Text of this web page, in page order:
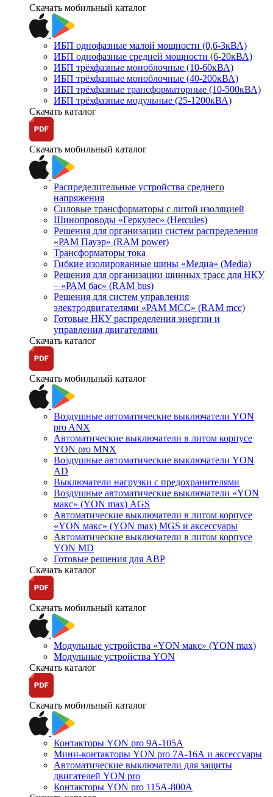
Скачать мобильный каталог
ИБП однофазные малой мощности (0,6-3кВА)
ИБП однофазные средней мощности (6-20кВА)
ИБП трёхфазные моноблочные (10-60кВА)
ИБП трёхфазные моноблочные (40-200кВА)
ИБП трёхфазные трансформаторные (10-500кВА)
ИБП трёхфазные модульные (25-1200кВА)
Скачать каталог
Скачать мобильный каталог
Распределительные устройства среднего
напряжения
Силовые трансформаторы с литой изоляцией
Шинопроводы «Геркулес» (Hercules)
Решения для организации систем распределения
«РАМ Пауэр» (RAM power)
Трансформаторы тока
Гибкие изолированные шины «Медиа» (Media)
Решения для организации шинных трасс для НКУ
– «РАМ бас» (RAM bus)
Решения для систем управления
электродвигателями «РАМ МСС» (RAM mcc)
Готовые НКУ распределения энергии и
управления двигателями
Скачать каталог
Скачать мобильный каталог
Воздушные автоматические выключатели YON
pro ANX
Автоматические выключатели в литом корпусе
YON pro MNX
Воздушные автоматические выключатели YON
AD
Выключатели нагрузки с предохранителями
Воздушные автоматические выключатели «YON
макс» (YON max) AGS
Автоматические выключатели в литом корпусе
«YON макс» (YON max) MGS и аксессуары
Автоматические выключатели в литом корпусе
YON MD
Готовые решения для АВР
Скачать каталог
Скачать мобильный каталог
Модульные устройства «YON макс» (YON max)
Модульные устройства YON
Скачать каталог
Скачать мобильный каталог
Контакторы YON pro 9А-105А
Мини-контакторы YON pro 7А-16А и аксессуары
Автоматические выключатели для защиты
двигателей YON pro
Контакторы YON pro 115А-800А